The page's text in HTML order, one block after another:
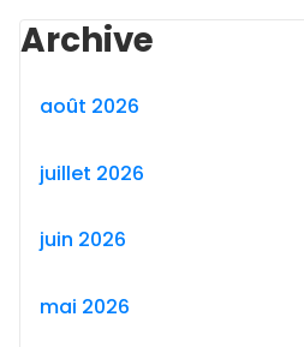
Archive
août 2026
juillet 2026
juin 2026
mai 2026